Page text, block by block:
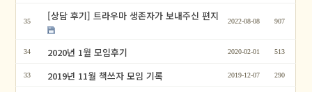
35 [상담 후기] 트라우마 생존자가 보내주신 편지 2022-08-08 907
34 2020년 1월 모임후기 2020-02-01 513
33 2019년 11월 책쓰자 모임 기록 2019-12-07 290